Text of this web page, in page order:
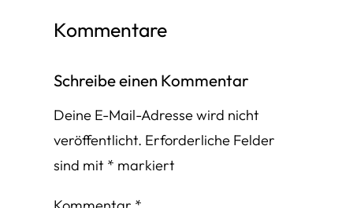
Kommentare
Schreibe einen Kommentar
Deine E-Mail-Adresse wird nicht
veröffentlicht. Erforderliche Felder
sind mit * markiert